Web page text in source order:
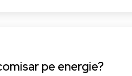
și
Progresiste a
pe energie?